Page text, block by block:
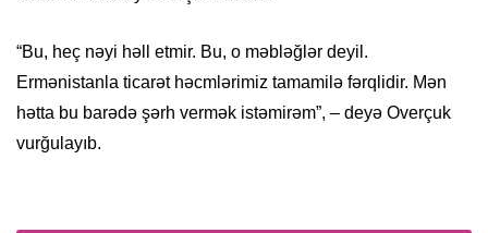
“Bu, heç nəyi həll etmir. Bu, o məbləğlər deyil.
Ermənistanla ticarət həcmlərimiz tamamilə fərqlidir. Mən
hətta bu barədə şərh vermək istəmirəm”, – deyə Overçuk
vurğulayıb.